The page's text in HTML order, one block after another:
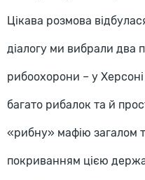
Цікава розмова
діалогу ми вибрали два
рибоохорони – у
багато рибалок та й
«рибну» мафію загалом
покриванням цією